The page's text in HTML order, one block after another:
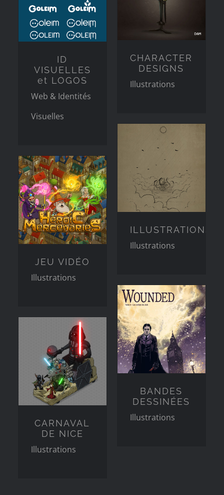
ID
VISUELLES
et LOGOS
Web & Identités
Visuelles
CHARACTER
DESIGNS
Illustrations
ILLUSTRATIONS
Illustrations
JEU VIDÉO
Illustrations
BANDES
DESSINÉES
Illustrations
CARNAVAL
DE NICE
Illustrations